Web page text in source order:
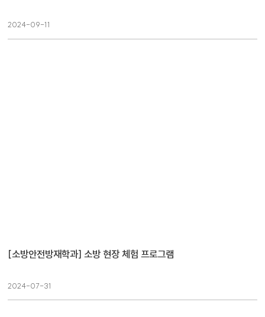
2024-09-11
[소방안전방재학과] 소방 현장 체험 프로그램
2024-07-31